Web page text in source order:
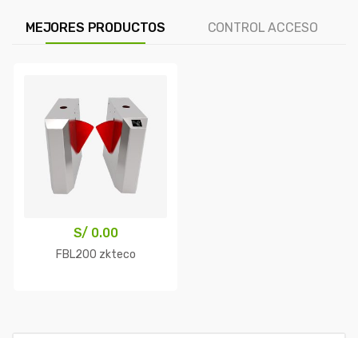
MEJORES PRODUCTOS CONTROL ACCESO
S/ 0.00
FBL200 zkteco